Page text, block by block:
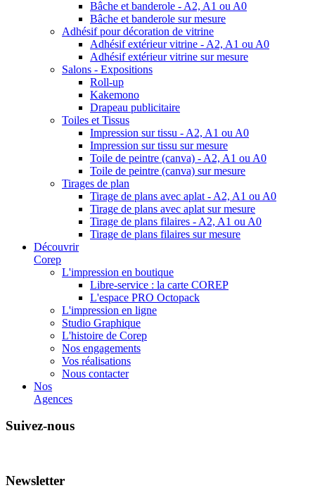
Bâche et banderole - A2, A1 ou A0
Bâche et banderole sur mesure
Adhésif pour décoration de vitrine
Adhésif extérieur vitrine - A2, A1 ou A0
Adhésif extérieur vitrine sur mesure
Salons - Expositions
Roll-up
Kakemono
Drapeau publicitaire
Toiles et Tissus
Impression sur tissu - A2, A1 ou A0
Impression sur tissu sur mesure
Toile de peintre (canva) - A2, A1 ou A0
Toile de peintre (canva) sur mesure
Tirages de plan
Tirage de plans avec aplat - A2, A1 ou A0
Tirage de plans avec aplat sur mesure
Tirage de plans filaires - A2, A1 ou A0
Tirage de plans filaires sur mesure
Découvrir
Corep
L'impression en boutique
Libre-service : la carte COREP
L'espace PRO Octopack
L'impression en ligne
Studio Graphique
L'histoire de Corep
Nos engagements
Vos réalisations
Nous contacter
Nos
Agences
Suivez-nous
Newsletter